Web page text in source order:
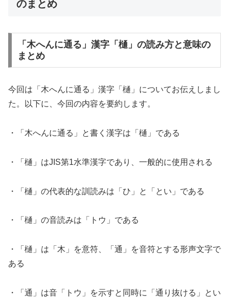
のまとめ
「木へんに通る」漢字「樋」の読み方と意味の
まとめ
今回は「木へんに通る」漢字「樋」についてお伝えしまし
た。以下に、今回の内容を要約します。
・「木へんに通る」と書く漢字は「樋」である
・「樋」はJIS第1水準漢字であり、一般的に使用される
・「樋」の代表的な訓読みは「ひ」と「とい」である
・「樋」の音読みは「トウ」である
・「樋」は「木」を意符、「通」を音符とする形声文字で
ある
・「通」は音「トウ」を示すと同時に「通り抜ける」とい